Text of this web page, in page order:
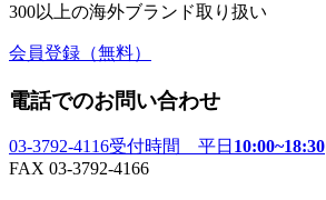
300以上の海外ブランド取り扱い
会員登録 （無料）
電話でのお問い合わせ
03-3792-4116受付時間 平日 10:00~18:30
FAX 03-3792-4166